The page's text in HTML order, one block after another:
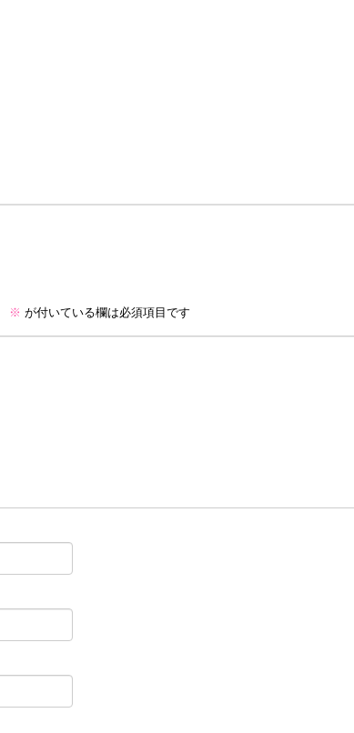
※ が付いている欄は必須項目です